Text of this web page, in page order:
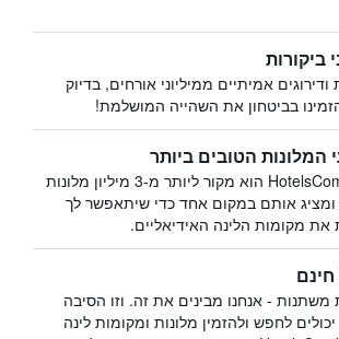
ביקורות
ודירוגים אמיתיים ממיליוני אורחים, בדיוק
בביטחון את השהייה המושלמת!
המלונות הטובים ביותר
HotelsCombined הוא מקור ליותר מ-3 מיליון מלונות
ומציג אותם במקום אחד כדי שיתאפשר לך
את מקומות הלינה האידיאליים.
חינם
משתנות - אנחנו מבינים את זה. וזו הסיבה
לחפש ולהזמין מלונות ומקומות לינה